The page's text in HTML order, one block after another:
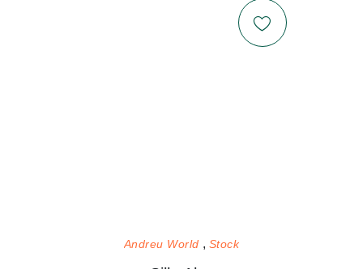
Andreu World Stock